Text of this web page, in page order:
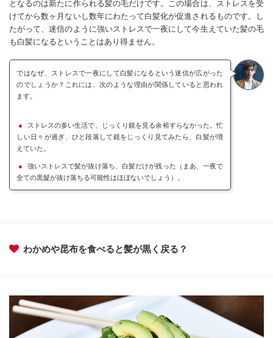
となるのは新たに作られる髪の毛だけです。この場合は、ストレスを受
けてから数ヶ月ないし数年にわたって白髪化が促進されるものです。し
たがって、迷信のように強いストレスで一夜にして今生えていた髪の毛
も白髪になるということはあり得ません。
ではなぜ、ストレスで一夜にして白髪になるという迷信が広がった
のでしょうか？これには、次のような理由が関係していると思われ
ます。
ストレスの多い生活で、じっくり鏡を見る余裕すらなかった。忙
しい日々が過ぎ、ひと段落して鏡をじっくり見てみたら、白髪が増
えていた。
強いストレスで髪が抜け落ち、白髪だけが残った（まあ、一夜で
全ての黒髮が抜け落ちる可能性はほぼないでしょう）。
わかめや昆布を食べると髪が黒く戻る？